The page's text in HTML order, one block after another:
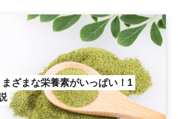
ざまな栄養素がいっぱい！1